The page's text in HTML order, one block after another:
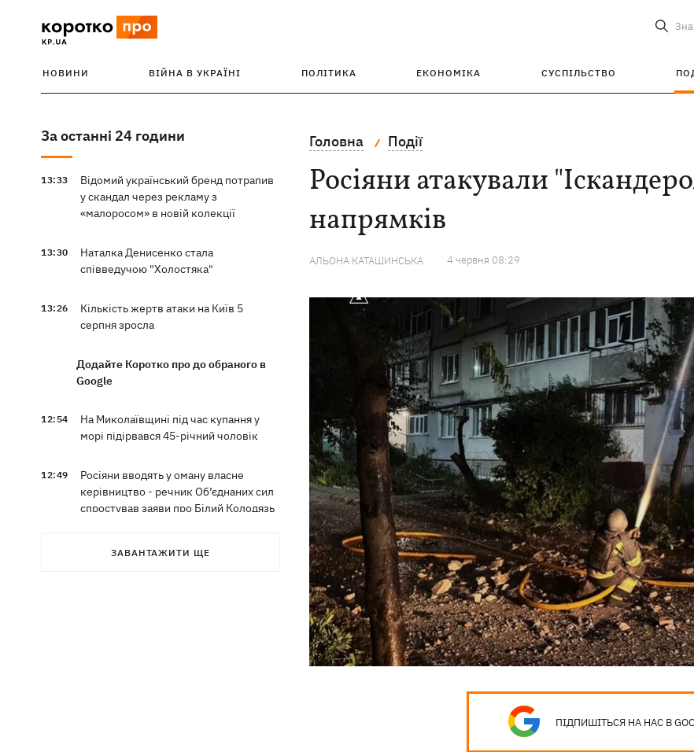
НОВИНИ ВІЙНА В УКРАЇНІ ПОЛІТИКА ЕКОНОМІКА СУСПІЛЬСТВО
За останні 24 години
13:33
Відомий український бренд потрапив
у скандал через рекламу з
«малоросом» в новій колекції
13:30
Наталка Денисенко стала
співведучою "Холостяка"
13:26
Кількість жертв атаки на Київ 5
серпня зросла
Додайте Коротко про до обраного в
Google
12:54
На Миколаївщині під час купання у
морі підірвався 45-річний чоловік
12:49
Росіяни вводять у оману власне
керівництво - речник Об’єднаних сил
спростував заяви про Білий Колодязь
Наталя Могилевська вперше стане
ЗАВАНТАЖИТИ ЩЕ
Головна Події
Росіяни атакували
напрямків
АЛЬОНА КАТАШИНСЬКА 4 червня 08:29
ПІДПИШІТЬСЯ НА НАС В